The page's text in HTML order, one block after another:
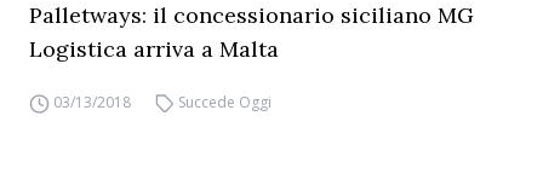
Palletways: il concessionario siciliano MG
Logistica arriva a Malta
03/13/2018 Succede Oggi